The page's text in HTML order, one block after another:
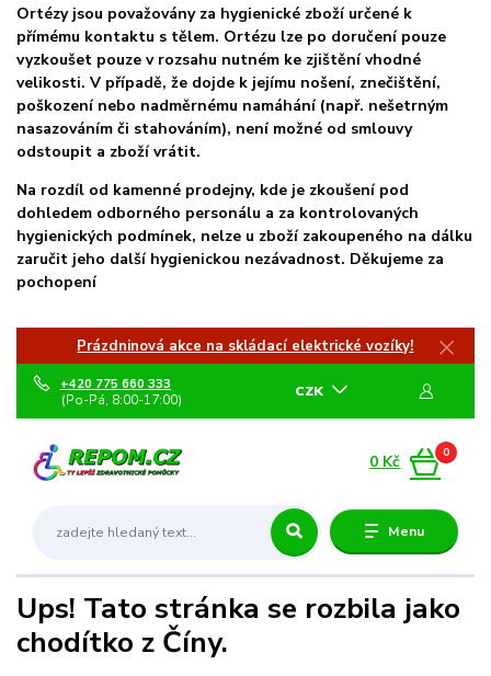
Ortézy jsou považovány za hygienické zboží určené k
přímému kontaktu s tělem. Ortézu lze po doručení pouze
vyzkoušet pouze v rozsahu nutném ke zjištění vhodné
velikosti. V případě, že dojde k jejímu nošení, znečištění,
poškození nebo nadměrnému namáhání (např. nešetrným
nasazováním či stahováním), není možné od smlouvy
odstoupit a zboží vrátit.
Na rozdíl od kamenné prodejny, kde je zkoušení pod
dohledem odborného personálu a za kontrolovaných
hygienických podmínek, nelze u zboží zakoupeného na dálku
zaručit jeho další hygienickou nezávadnost. Děkujeme za
pochopení
Prázdninová akce na skládací elektrické vozíky!
Menu
CZK
+420 775 660 333
(Po-Pá, 8:00-17:00)
0
0 Kč
Ups! Tato stránka se rozbila jako
chodítko z Číny.